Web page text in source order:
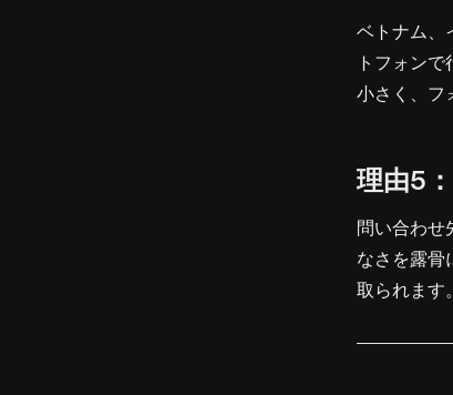
ベトナム、
トフォン
小さく、フ
理由5
問い合わせ
なさを露骨
取られます